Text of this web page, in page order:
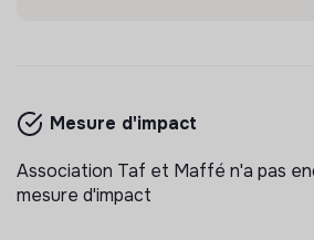
Mesure d'impact
Association Taf et Maffé n'a pas
mesure d'impact